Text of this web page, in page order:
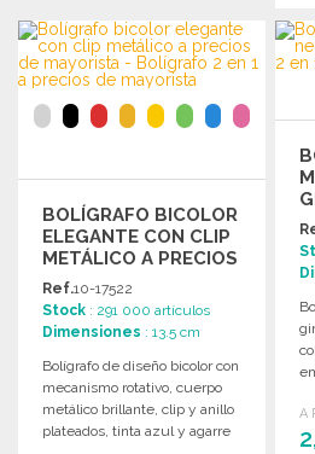
Solicitar un presupuesto
BOLÍGRAFO BICOLOR
ELEGANTE CON CLIP
METÁLICO A PRECIOS
DE MAYORISTA
Ref.10-17522
Stock : 291 000 artículos
Dimensiones : 13.5 cm
Bolígrafo de diseño bicolor con
mecanismo rotativo, cuerpo
metálico brillante, clip y anillo
plateados, tinta azul y agarre
A